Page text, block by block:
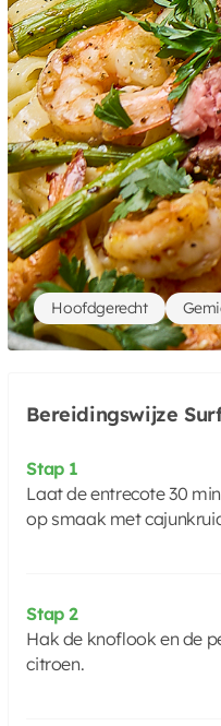
Hoofdgerecht
Bereidingswijze
Stap 1
Laat de entrecote 30
op smaak met
Stap 2
Hak de knoflook en de
citroen.